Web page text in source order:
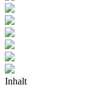
Inhalt